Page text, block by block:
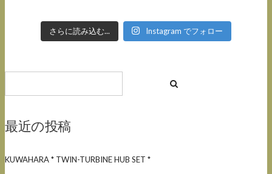
さらに読み込む... Instagram でフォロー
最近の投稿
KUWAHARA * TWIN-TURBINE HUB SET *